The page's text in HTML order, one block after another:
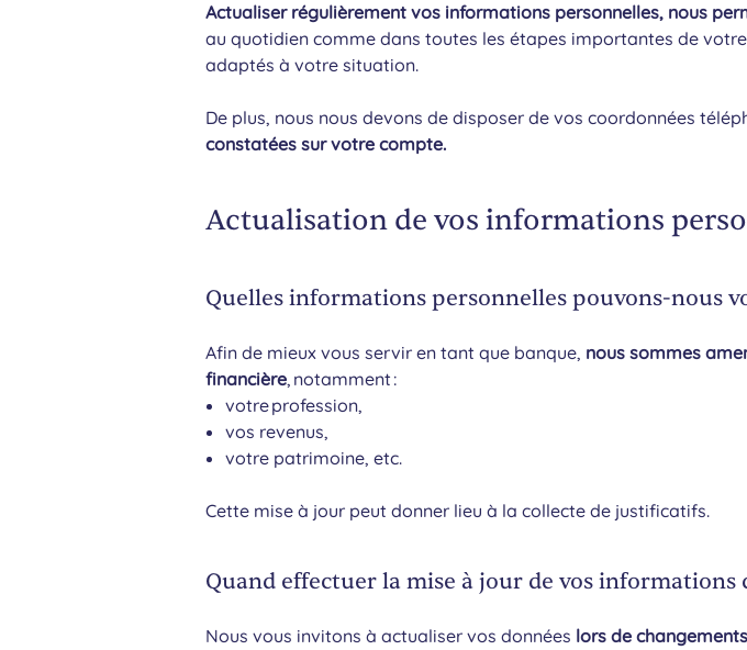
Actualiser régulièrement vos informations personnelles, nous
au quotidien comme dans toutes les étapes importantes de
adaptés à votre situation.
De plus, nous nous devons de disposer de vos coordonnées
constatées sur votre compte.
Actualisation de vos informations
Quelles informations personnelles pouvons-nous
Afin de mieux vous servir en tant que banque, nous sommes
financière, notamment :
votre profession,
vos revenus,
votre patrimoine, etc.
Cette mise à jour peut donner lieu à la collecte de justificatifs.
Quand effectuer la mise à jour de vos informations
Nous vous invitons à actualiser vos données lors de